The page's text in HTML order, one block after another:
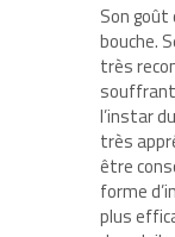
Son goût
bouche.
très
l’instar du
très
être
forme
plus